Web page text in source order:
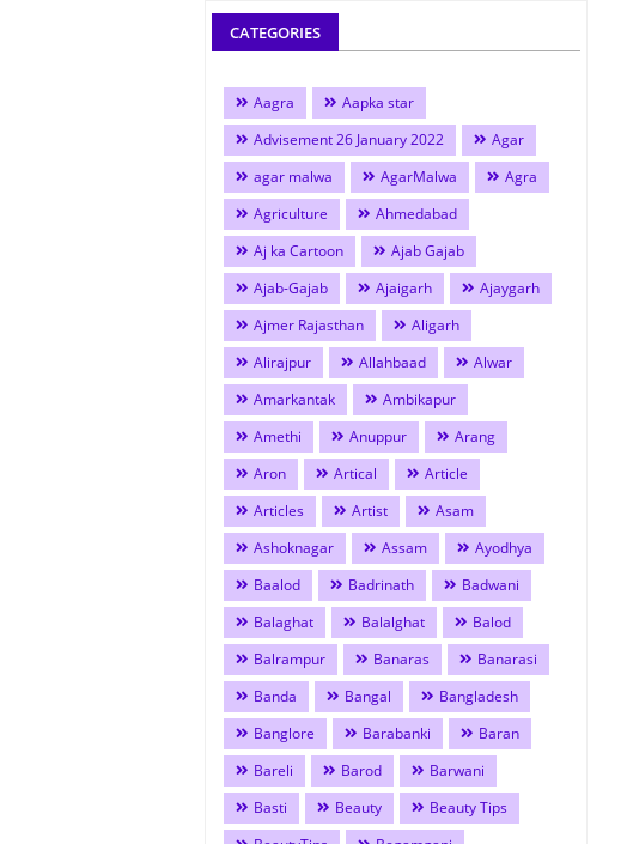
CATEGORIES
Aagra
Aapka star
Advisement 26 January 2022
Agar
agar malwa
AgarMalwa
Agra
Agriculture
Ahmedabad
Aj ka Cartoon
Ajab Gajab
Ajab-Gajab
Ajaigarh
Ajaygarh
Ajmer Rajasthan
Aligarh
Alirajpur
Allahbaad
Alwar
Amarkantak
Ambikapur
Amethi
Anuppur
Arang
Aron
Artical
Article
Articles
Artist
Asam
Ashoknagar
Assam
Ayodhya
Baalod
Badrinath
Badwani
Balaghat
Balalghat
Balod
Balrampur
Banaras
Banarasi
Banda
Bangal
Bangladesh
Banglore
Barabanki
Baran
Bareli
Barod
Barwani
Basti
Beauty
Beauty Tips